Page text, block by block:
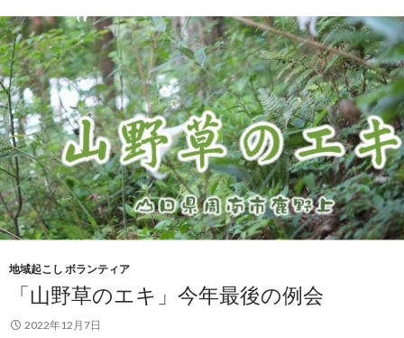
キ
ッ
プ
地域起こし ボランティア
「山野草のエキ」今年最後の例会
2022年12月7日